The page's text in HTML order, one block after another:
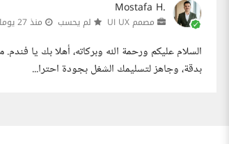
Mostafa H.
مصمم UI UX لم يحسب منذ 27 يوما
بدقة، وجاهز لتسليمك الشغل بجودة احترا...